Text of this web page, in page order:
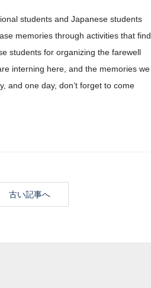
students and Japanese students
memories through activities that find
students for organizing the farewell
interning here, and the memories we
and one day, don’t forget to come
古い記事へ